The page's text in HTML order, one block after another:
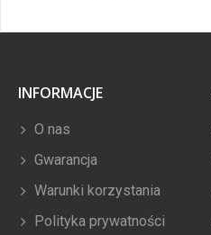
INFORMACJE
O nas
Gwarancja
Warunki korzystania
Polityka prywatności